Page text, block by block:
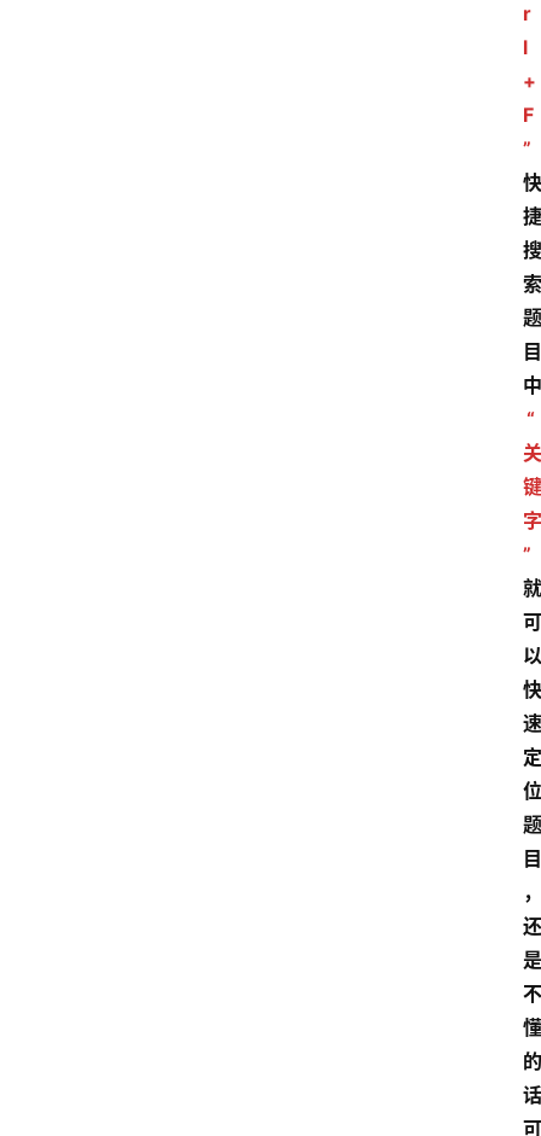
r
l
+
F
”
快
捷
搜
索
题
目
中
“
关
键
字
”
就
可
以
快
速
定
位
题
目
，
还
是
不
懂
的
话
可